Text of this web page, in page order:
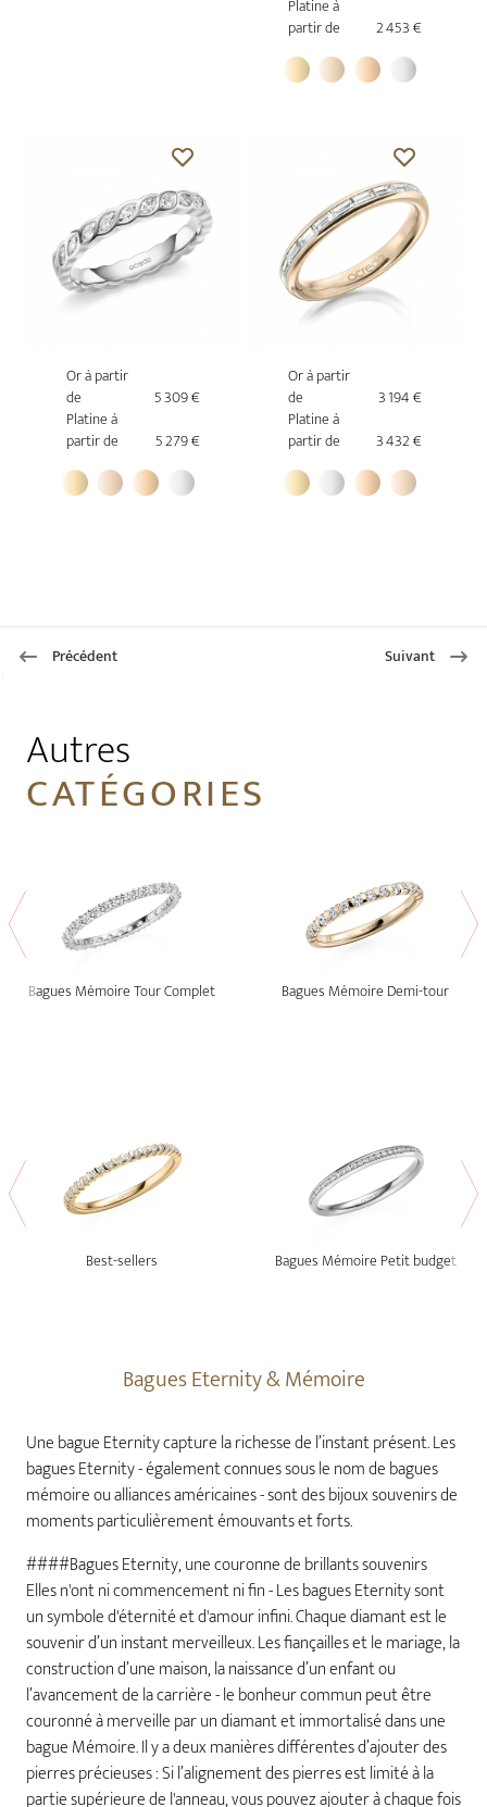
Platine à
partir de
2 453 €
Or à partir
de
5 309 €
Platine à
partir de
5 279 €
Or à partir
de
3 194 €
Platine à
partir de
3 432 €
Précédent Suivant
Autres
CATÉGORIES
Bagues Mémoire Tour Complet Bagues Mémoire Demi-tour
Best-sellers Bagues Mémoire Petit budget
Bagues Eternity & Mémoire
Une bague Eternity capture la richesse de l’instant présent. Les
bagues Eternity - également connues sous le nom de bagues
mémoire ou alliances américaines - sont des bijoux souvenirs de
moments particulièrement émouvants et forts.
####Bagues Eternity, une couronne de brillants souvenirs
Elles n'ont ni commencement ni fin - Les bagues Eternity sont
un symbole d'éternité et d'amour infini. Chaque diamant est le
souvenir d’un instant merveilleux. Les fiançailles et le mariage, la
construction d’une maison, la naissance d’un enfant ou
l’avancement de la carrière - le bonheur commun peut être
couronné à merveille par un diamant et immortalisé dans une
bague Mémoire. Il y a deux manières différentes d’ajouter des
pierres précieuses : Si l’alignement des pierres est limité à la
partie supérieure de l'anneau, vous pouvez ajouter à chaque fois